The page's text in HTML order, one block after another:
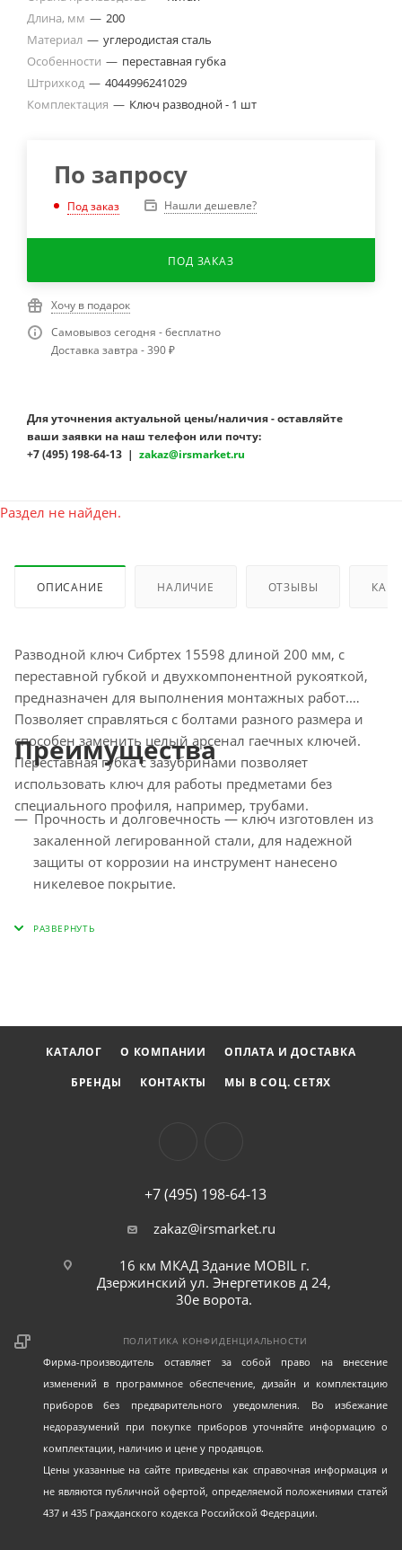
Длина, мм — 200
Материал — углеродистая сталь
Особенности — переставная губка
Штрихкод — 4044996241029
Комплектация — Ключ разводной - 1 шт
По запросу
Под заказ Нашли дешевле?
ПОД ЗАКАЗ
Хочу в подарок
Самовывоз сегодня - бесплатно
Доставка завтра - 390 ₽
Для уточнения актуальной цены/наличия - оставляйте
ваши заявки на наш телефон или почту:
+7 (495) 198-64-13 | zakaz@irsmarket.ru
Раздел не найден.
ОПИСАНИЕ НАЛИЧИЕ ОТЗЫВЫ КАК
Разводной ключ Сибртех 15598 длиной 200 мм, с
переставной губкой и двухкомпонентной рукояткой,
предназначен для выполнения монтажных работ.
Позволяет справляться с болтами разного размера и
способен заменить целый арсенал гаечных ключей.
Переставная губка с зазубринами позволяет
использовать ключ для работы предметами без
специального профиля, например, трубами.
Преимущества
Прочность и долговечность — ключ изготовлен из
закаленной легированной стали, для надежной
защиты от коррозии на инструмент нанесено
никелевое покрытие.
точечная риска позволяют разводить губки на точно
выскальзывает из ладони.
Малый вес 0,32 кг — нагрузка на руку снижена, что
позволяет долго работать без усталости.
КАТАЛОГ О КОМПАНИИ
ОПЛАТА И ДОСТАВКА
БРЕНДЫ
КОНТАКТЫ МЫ В СОЦ. СЕТЯХ
+7 (495) 198-64-13
zakaz@irsmarket.ru
16 км МКАД Здание MOBIL г.
Дзержинский ул. Энергетиков д 24,
30е ворота.
ПОЛИТИКА КОНФИДЕНЦИАЛЬНОСТИ
Фирма-производитель оставляет за собой право на внесение
изменений в программное обеспечение, дизайн и комплектацию
приборов без предварительного уведомления. Во избежание
недоразумений при покупке приборов уточняйте информацию о
комплектации, наличию и цене у продавцов.
Цены указанные на сайте приведены как справочная информация и
не являются публичной офертой, определяемой положениями статей
437 и 435 Гражданского кодекса Российской Федерации.